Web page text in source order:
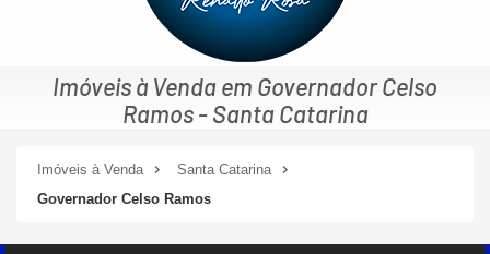
Imóveis à Venda em Governador Celso
Ramos - Santa Catarina
Imóveis à Venda
Santa Catarina
Governador Celso Ramos